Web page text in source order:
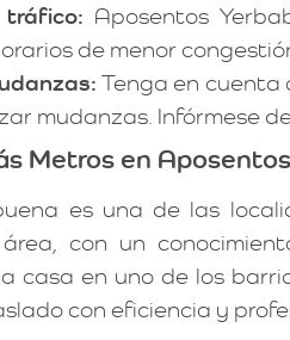
tráfico: Aposentos
de menor
Tenga en cuenta
mudanzas. Infórmese
Metros en
es una de las
con un
casa en uno de los
con eficiencia y